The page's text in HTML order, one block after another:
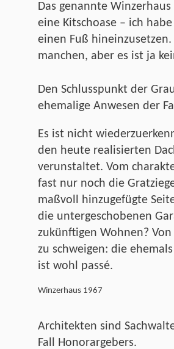
Das genannte
eine Kitschoase – ich
einen Fuß
manchen, aber es ist ja
Den Schlusspunkt der
ehemalige Anwesen der
Es ist nicht
den heute realisierten
verunstaltet. Vom
fast nur noch die
maßvoll hinzugefügte
die untergeschobenen
zukünftigen Wohnen?
zu schweigen: die
ist wohl passé.
Winzerhaus 1967
Architekten sind
Fall Honorargebers.